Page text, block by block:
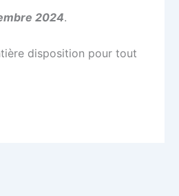
2024.
disposition pour tout